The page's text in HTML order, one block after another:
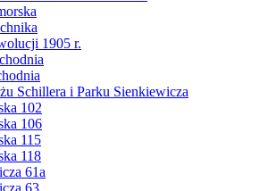
1905 r.
Schillera i Parku Sienkiewicza
102
106
115
118
61a
63